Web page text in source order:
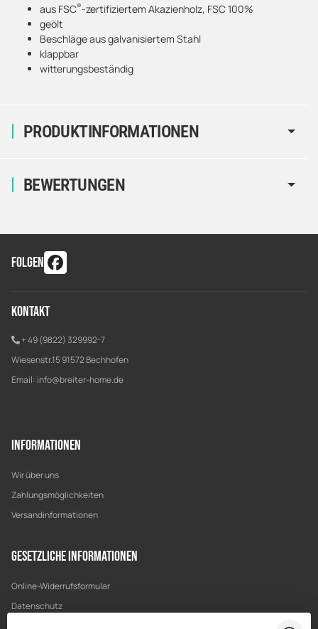
PRODUKTINFORMATIONEN
aus FSC®-zertifiziertem Akazienholz, FSC 100%
geölt
Beschläge aus galvanisiertem Stahl
klappbar
witterungsbeständig
BEWERTUNGEN
FOLGEN
Kontakt
+ 49 (9822) 329992-7
Wiesenstr.15 91572 Bechhofen
Email: info@breiter-home.de
Informationen
Wir über uns
Zahlungsmöglichkeiten
Versandinformationen
Gesetzliche Informationen
Online-Widerrufsformular
Datenschutz